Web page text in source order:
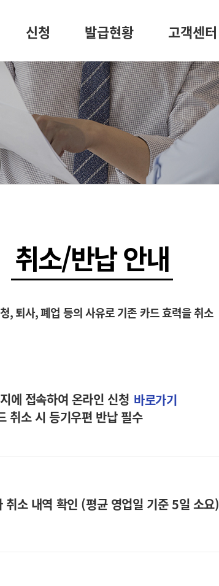
신청 발급현황 고객센터
취소/반납 안내
, 퇴사, 폐업 등의 사유로 기존 카드 효력을 취소
에 접속하여 온라인 신청 바로가기
취소 시 등기우편 반납 필수
취소 내역 확인 (평균 영업일 기준 5일 소요)